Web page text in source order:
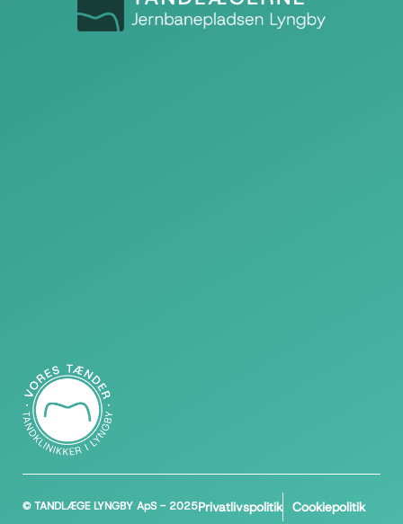
© TANDLÆGE LYNGBY ApS - 2025Privatlivspolitik Cookiepolitik